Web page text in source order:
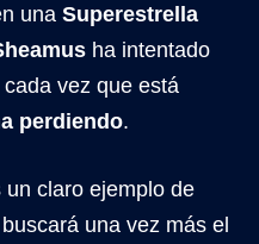
una Superestrella
ha intentado
vez que está
perdiendo.
claro ejemplo de
una vez más el